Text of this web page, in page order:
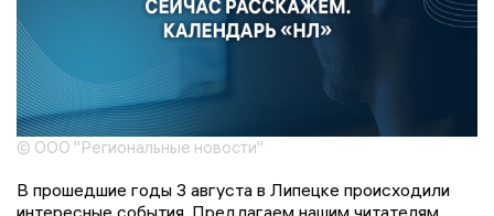
© ООО "Региональные новости"
В прошедшие годы 3 августа в Липецке происходили
интересные события. Предлагаем нашим читателям